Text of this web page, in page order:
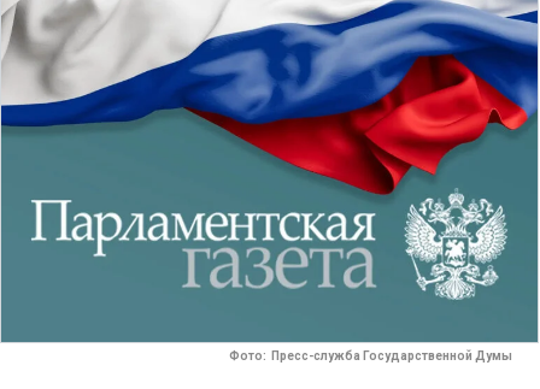
Фото: Пресс-служба Государственной Думы